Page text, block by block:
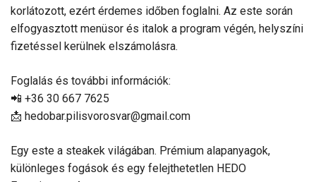
korlátozott, ezért érdemes időben foglalni. Az este során
elfogyasztott menüsor és italok a program végén, helyszíni
fizetéssel kerülnek elszámolásra.
Foglalás és további információk:
📲 +36 30 667 7625
📩 hedobar.pilisvorosvar@gmail.com
Egy este a steakek világában. Prémium alapanyagok,
különleges fogások és egy felejthetetlen HEDO